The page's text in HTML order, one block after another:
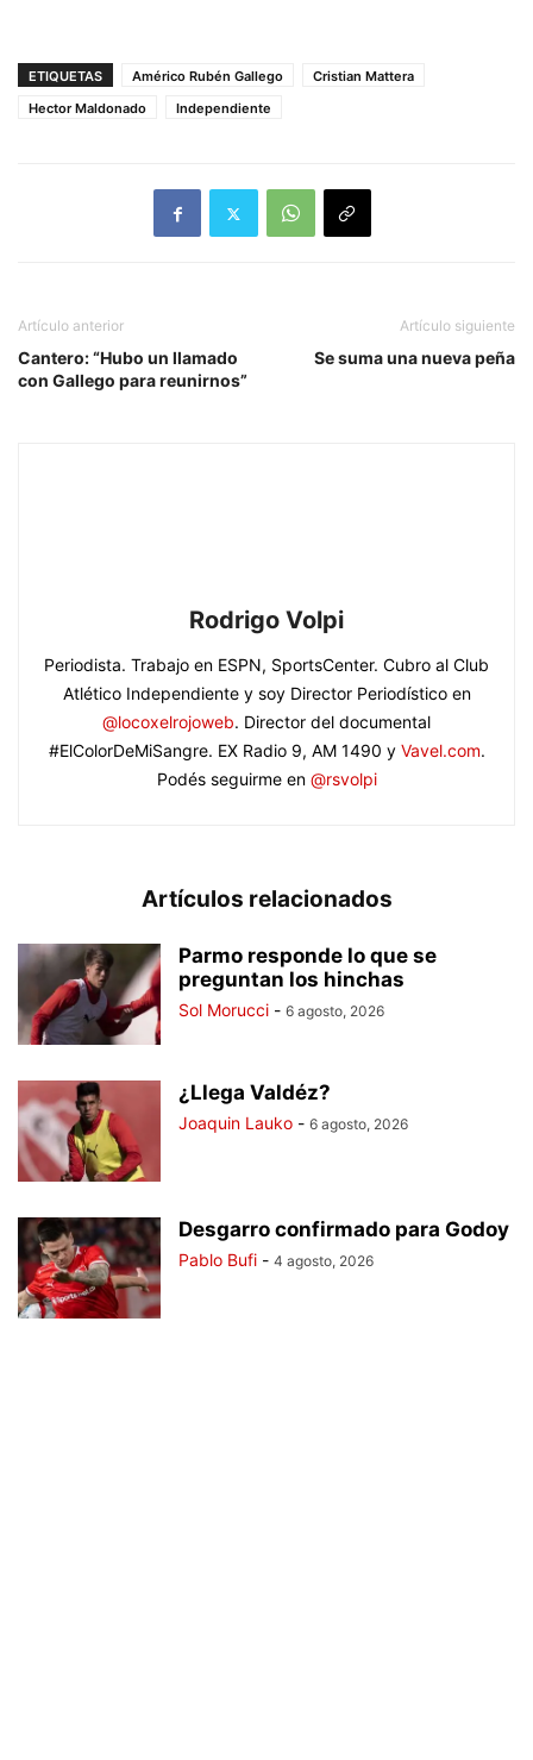
ETIQUETAS Américo Rubén Gallego
Cristian Mattera
Hector Maldonado
Independiente
Artículo anterior
Cantero: “Hubo un llamado
con Gallego para reunirnos”
Artículo siguiente
Se suma una nueva peña
Rodrigo Volpi
Periodista. Trabajo en ESPN, SportsCenter. Cubro al Club
Atlético Independiente y soy Director Periodístico en
@locoxelrojoweb. Director del documental
#ElColorDeMiSangre. EX Radio 9, AM 1490 y Vavel.com.
Podés seguirme en @rsvolpi
Artículos relacionados
Parmo responde lo que se
preguntan los hinchas
Sol Morucci - 6 agosto, 2026
¿Llega Valdéz?
Joaquin Lauko - 6 agosto, 2026
Desgarro confirmado para Godoy
Pablo Bufi - 4 agosto, 2026